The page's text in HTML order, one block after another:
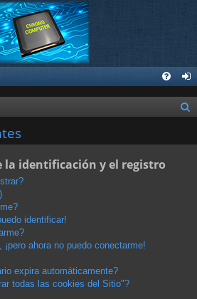
s
la identificación y el registro
identificar!
ahora no puedo conectarme!
expira automáticamente?
todas las cookies del Sitio"?